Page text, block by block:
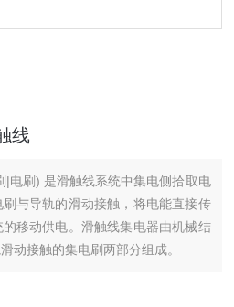
线
|电刷) 是滑触线系统中集电侧拾取电
与导轨的滑动接触，将电能直接传
移动供电。滑触线集电器由机械结
动接触的集电刷两部分组成。